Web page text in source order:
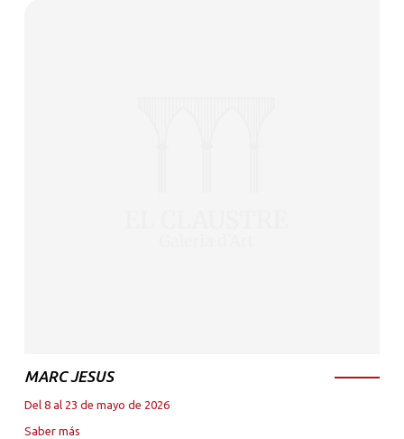
MARC JESUS
Del 8 al 23 de mayo de 2026
Saber más